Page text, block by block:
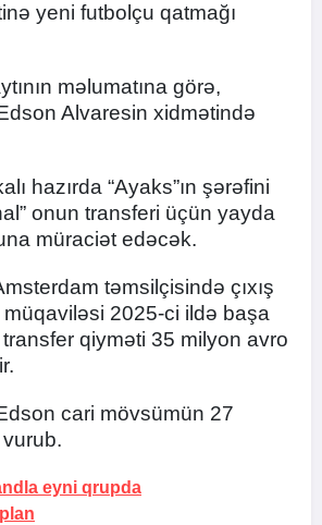
yeni futbolçu qatmağı
məlumatına görə,
Alvaresin xidmətində
hazırda “Ayaks”ın şərəfini
onun transferi üçün yayda
müraciət edəcək.
təmsilçisində çıxış
2025-ci ildə başa
qiyməti 35 milyon avro
cari mövsümün 27
eyni qrupda